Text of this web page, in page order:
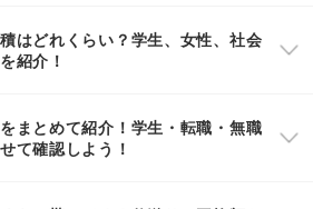
はどれくらい？学生、女性、社会
紹介！
まとめて紹介！学生・転職・無職
て確認しよう！